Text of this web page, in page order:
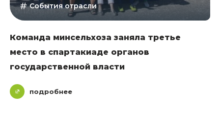
События отрасли
Команда минсельхоза заняла третье
место в спартакиаде органов
государственной власти
подробнее